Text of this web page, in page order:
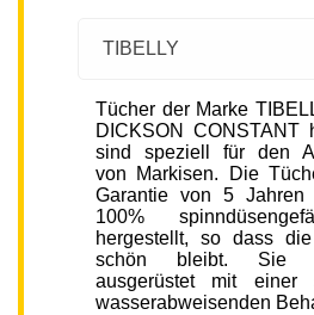
TIBELLY
Tücher der Marke
DICKSON CONSTANT
sind speziell für den
von Markisen. Die
Garantie von 5
100%
hergestellt, so dass
schön bleibt. Sie
ausgerüstet mit einer
wasserabweisenden